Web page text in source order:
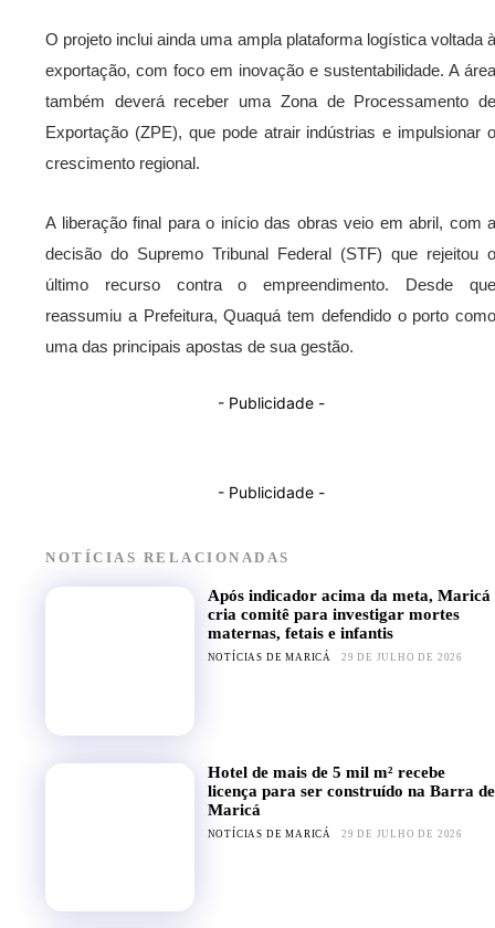
O projeto inclui ainda uma ampla plataforma logística voltada à
exportação, com foco em inovação e sustentabilidade. A área
também deverá receber uma Zona de Processamento de
Exportação (ZPE), que pode atrair indústrias e impulsionar o
crescimento regional.
A liberação final para o início das obras veio em abril, com a
decisão do Supremo Tribunal Federal (STF) que rejeitou o
último recurso contra o empreendimento. Desde que
reassumiu a Prefeitura, Quaquá tem defendido o porto como
uma das principais apostas de sua gestão.
- Publicidade -
- Publicidade -
NOTÍCIAS RELACIONADAS
Após indicador acima da meta, Maricá
cria comitê para investigar mortes
maternas, fetais e infantis
NOTÍCIAS DE MARICÁ 29 DE JULHO DE 2026
Hotel de mais de 5 mil m² recebe
licença para ser construído na Barra de
Maricá
NOTÍCIAS DE MARICÁ 29 DE JULHO DE 2026